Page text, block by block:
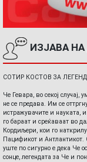
ИЗЈАВА
СОТИР КОСТОВ ЗА
Че Гевара, во секој случај,
не се предава. Им се
истражувачите и науката,
го бараат и среќаваат во
Кордиљери, кои го
Пацификот и Антлантикот.
уште по сигурно е дека Че
сонце, легендата за Че и